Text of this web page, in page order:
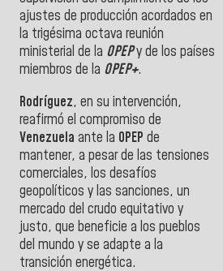
ajustes de producción acordados en
la trigésima octava reunión
ministerial de la OPEPy de los países
miembros de la OPEP+.
Rodríguez, en su intervención,
reafirmó el compromiso de
Venezuela ante la OPEP de
mantener, a pesar de las tensiones
comerciales, los desafíos
geopolíticos y las sanciones, un
mercado del crudo equitativo y
justo, que beneficie a los pueblos
del mundo y se adapte a la
transición energética.